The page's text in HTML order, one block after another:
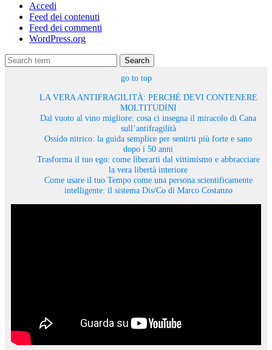
Accedi
Feed dei contenuti
Feed dei commenti
WordPress.org
Search
go to top
LA VERA ANTIFRAGILITÀ: PERCHÉ DEVI CONTENERE
MOLTITUDINI
Dal vuoto al vino migliore: cosa ci insegna il miracolo di Cana
sull’antifragilità
Ossido nitrico: la guida semplice per sentirti più forte e sano
dopo i 50 anni
Trasforma il tuo ego: come liberarti dal vittimismo e abbracciare
la vera libertà interiore
Come usare il tuo Tempo come una persona scientificamente
intelligente: il sistema Dis/Co di Marco Costanzo